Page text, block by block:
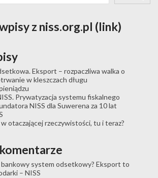
z niss.org.pl (link)
Eksport – rozpaczliwa walka o
w kleszczach długu
Prywatyzacja systemu fiskalnego
NISS dla Suwerena za 10 lat
w otaczającej rzeczywistości, tu i teraz?
bankowy system odsetkowy? Eksport to
– NISS